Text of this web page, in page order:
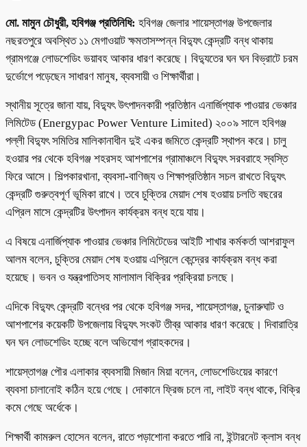
মো. মামুন চৌধুরী, হবিগঞ্জ প্রতিনিধি: হবিগঞ্জ জেলার শায়েস্তাগঞ্জ উপজেলার
নছরতপুরে অবস্থিত ১১ মেগাওয়াট ক্ষমতাসম্পন্ন বিদ্যুৎ কেন্দ্রটি বন্ধ থাকায়
গ্রামগঞ্জে লোডশেডিং ভয়াবহ আকার ধারণ করেছে। বিদ্যুতের ঘন ঘন বিভ্রাটে চরম
দুর্ভোগে পড়েছেন সাধারণ মানুষ, ব্যবসায়ী ও শিক্ষার্থীরা।
স্থানীয় সূত্রে জানা যায়, বিদ্যুৎ উৎপাদনকারী প্রতিষ্ঠান এনার্জিপ্যাক পাওয়ার ভেঞ্চার
লিমিটেড (Energypac Power Venture Limited) ২০০৯ সালে হবিগঞ্জ
পল্লী বিদ্যুৎ সমিতির মালিকানাধীন দুই একর জমিতে কেন্দ্রটি স্থাপন করে। চালু
হওয়ার পর থেকে হবিগঞ্জ শহরসহ আশপাশের গ্রামাঞ্চলে বিদ্যুৎ সরবরাহে স্বস্তি
ফিরে আসে। শিল্পকারখানা, ব্যবসা-বাণিজ্য ও শিক্ষাপ্রতিষ্ঠান সচল রাখতে বিদ্যুৎ
কেন্দ্রটি গুরুত্বপূর্ণ ভূমিকা রাখে। তবে চুক্তির মেয়াদ শেষ হওয়ায় চলতি বছরের
এপ্রিল মাসে কেন্দ্রটির উৎপাদন কার্যক্রম বন্ধ হয়ে যায়।
এ বিষয়ে এনার্জিপ্যাক পাওয়ার ভেঞ্চার লিমিটেডের আইটি শাখার কর্মকর্তা আশরাফুল
আলম বলেন, চুক্তির মেয়াদ শেষ হওয়ায় এপ্রিলে কেন্দ্রের কার্যক্রম বন্ধ করা
হয়েছে। ভবন ও যন্ত্রপাতিসহ মালামাল বিক্রির প্রক্রিয়া চলছে।
এদিকে বিদ্যুৎ কেন্দ্রটি বন্ধের পর থেকে হবিগঞ্জ সদর, শায়েস্তাগঞ্জ, চুনারুঘাট ও
আশপাশের কয়েকটি উপজেলায় বিদ্যুৎ সংকট তীব্র আকার ধারণ করেছে। দিবারাত্রি
ঘন ঘন লোডশেডিং হচ্ছে বলে অভিযোগ গ্রাহকদের।
শায়েস্তাগঞ্জ পৌর এলাকার ব্যবসায়ী মিজান মিয়া বলেন, লোডশেডিংয়ের কারণে
ব্যবসা চালানোই কঠিন হয়ে গেছে। দোকানে ফ্রিজ চলে না, লাইট বন্ধ থাকে, বিক্রি
কমে গেছে অর্ধেকে।
শিক্ষার্থী কামরুল হোসেন বলেন, রাতে পড়াশোনা করতে পারি না, ইন্টারনেট ক্লাস বন্ধ